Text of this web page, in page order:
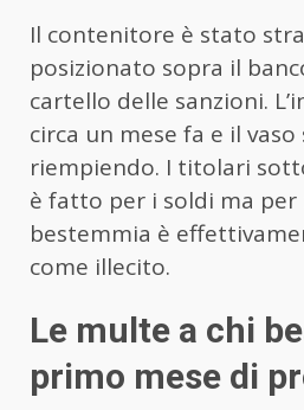
Il contenitore è stato
posizionato sopra il
cartello delle sanzioni.
circa un mese fa e il
riempiendo. I titolari
è fatto per i soldi ma per
bestemmia è
come illecito.
Le multe a chi
primo mese di